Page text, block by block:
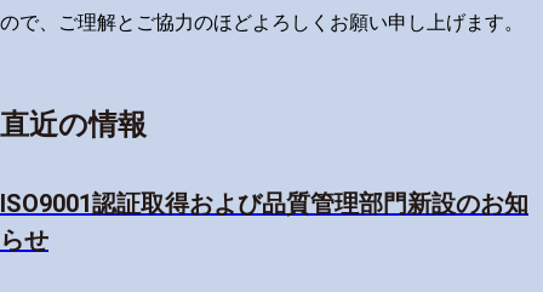
ので、ご理解とご協力のほどよろしくお願い申し上げます。
直近の情報
ISO9001認証取得および品質管理部門新設のお知
らせ